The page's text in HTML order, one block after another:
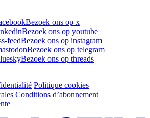
Bezoek ons op x
Bezoek ons op youtube
feedBezoek ons op instagram
Bezoek ons op telegram
Bezoek ons op threads
Politique cookies
Conditions d’abonnement